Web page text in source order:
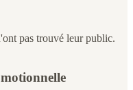
pas trouvé leur public.